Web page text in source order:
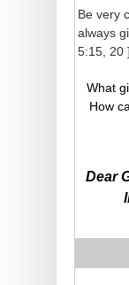
Be very
always
5:15, 20 ]
What
How
Dear